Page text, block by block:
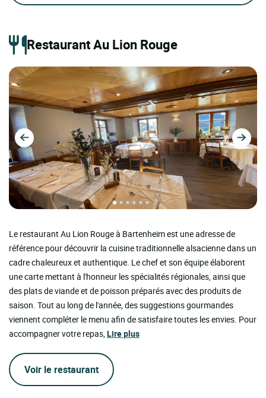
Restaurant Au Lion Rouge
Le restaurant Au Lion Rouge à Bartenheim est une adresse de
référence pour découvrir la cuisine traditionnelle alsacienne dans un
cadre chaleureux et authentique. Le chef et son équipe élaborent
une carte mettant à l'honneur les spécialités régionales, ainsi que
des plats de viande et de poisson préparés avec des produits de
saison. Tout au long de l'année, des suggestions gourmandes
viennent compléter le menu afin de satisfaire toutes les envies. Pour
accompagner votre repas,Lire plus
Voir le restaurant